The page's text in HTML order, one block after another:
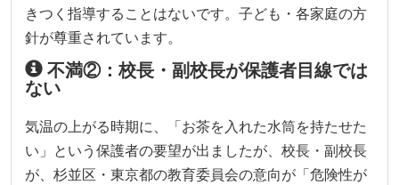
きつく指導することはないです。子ども・各家庭の方
針が尊重されています。
不満②：校長・副校長が保護者目線では
ない
気温の上がる時期に、「お茶を入れた水筒を持たせた
い」という保護者の要望が出ましたが、校長・副校長
が、杉並区・東京都の教育委員会の意向が「危険性が